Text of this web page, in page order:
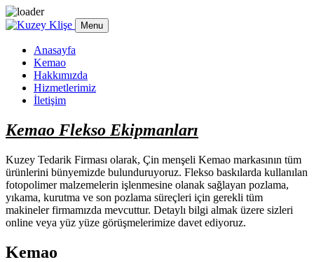
Skip to content Menu
Anasayfa
Kemao
Hakkımızda
Hizmetlerimiz
İletişim
Kemao Flekso Ekipmanları
Kuzey Tedarik Firması olarak, Çin menşeli Kemao markasının tüm
ürünlerini bünyemizde bulunduruyoruz. Flekso baskılarda kullanılan
fotopolimer malzemelerin işlenmesine olanak sağlayan pozlama,
yıkama, kurutma ve son pozlama süreçleri için gerekli tüm
makineler firmamızda mevcuttur. Detaylı bilgi almak üzere sizleri
online veya yüz yüze görüşmelerimize davet ediyoruz.
Kemao